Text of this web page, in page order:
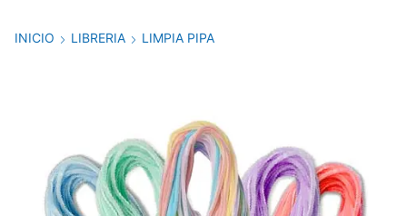
INICIO LIBRERIA LIMPIA PIPA